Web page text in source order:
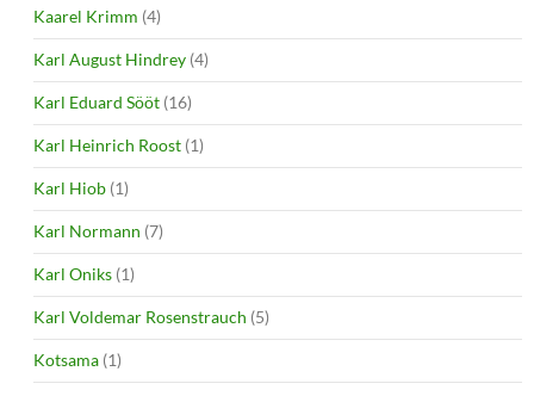
Kaarel Krimm (4)
Karl August Hindrey (4)
Karl Eduard Sööt (16)
Karl Heinrich Roost (1)
Karl Hiob (1)
Karl Normann (7)
Karl Oniks (1)
Karl Voldemar Rosenstrauch (5)
Kotsama (1)